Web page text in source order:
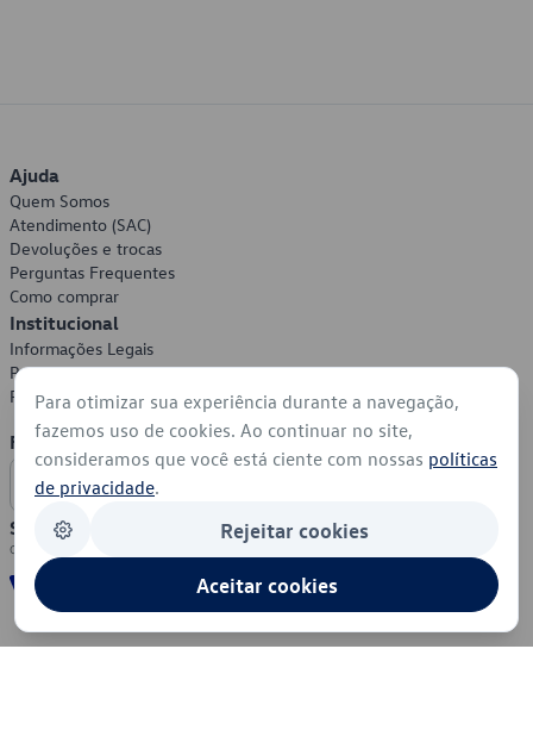
Ajuda
Quem Somos
Atendimento (SAC)
Devoluções e trocas
Perguntas Frequentes
Como comprar
Institucional
Informações Legais
Política de Privacidade
Política de Cookies
Formas de Pagamento
Segurança
Para otimizar sua experiência durante a navegação,
fazemos uso de cookies. Ao continuar no site,
consideramos que você está ciente com nossas políticas
de privacidade.
Rejeitar cookies
Aceitar cookies